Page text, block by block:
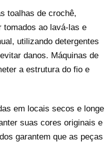
toalhas de crochê,
tomados ao lavá-las e
utilizando detergentes
danos. Máquinas de
a estrutura do fio e
em locais secos e longe
suas cores originais e
garantem que as peças